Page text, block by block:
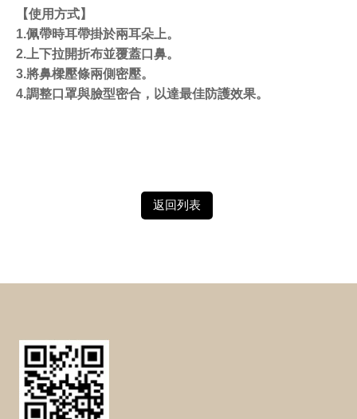
【使用方式】
1.佩帶時耳帶掛於兩耳朵上。
2.上下拉開折布並覆蓋口鼻。
3.將鼻樑壓條兩側密壓。
4.調整口罩與臉型密合，以達最佳防護效果。
返回列表